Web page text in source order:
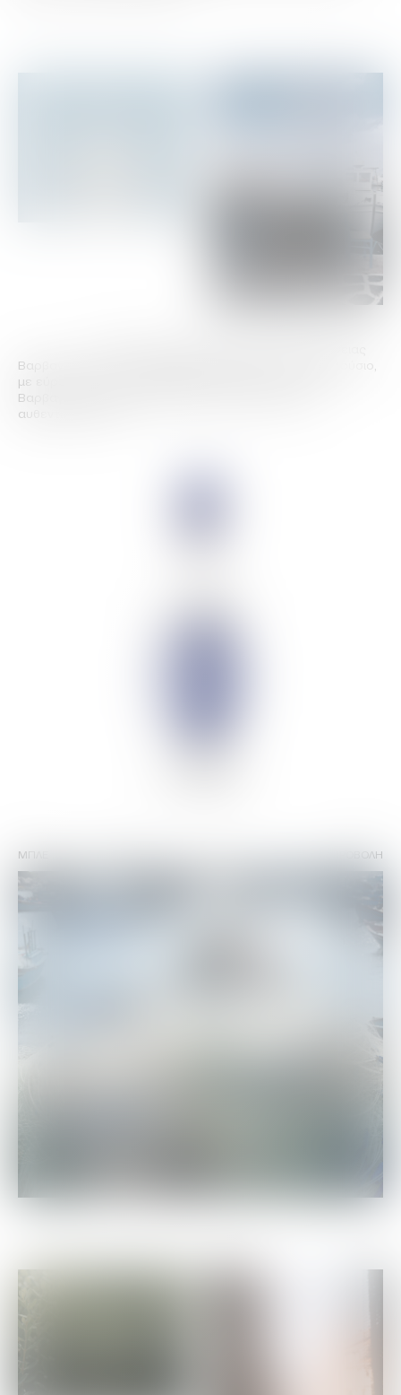
Βαρβαγιάννη, στους 46 βαθμούς. Αυστηρό αλλά και πλούσιο,
με εύρος, φινέτσα και μια θαλασσινή αύρα, το Ούζο
Βαρβαγιάννη μπλε απευθύνεται στους λάτρεις του
αυθεντικού ούζου.
ΜΠΛΕ ΠΡΟΒΟΛΗ